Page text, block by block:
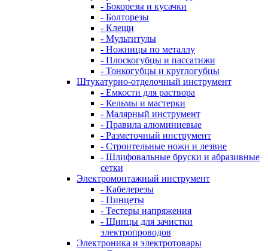
- Бокорезы и кусачки
- Болторезы
- Клещи
- Мультитулы
- Ножницы по металлу
- Плоскогубцы и пассатижи
- Тонкогубцы и круглогубцы
Штукатурно-отделочный инструмент
- Емкости для раствора
- Кельмы и мастерки
- Малярный инструмент
- Правила алюминиевые
- Разметочный инструмент
- Строительные ножи и лезвие
- Шлифовальные бруски и абразивные
сетки
Электромонтажный инструмент
- Кабелерезы
- Пинцеты
- Тестеры напряжения
- Щипцы для зачистки
электропроводов
Электроника и электротовары